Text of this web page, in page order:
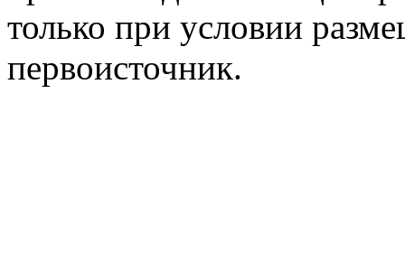
только при условии
первоисточник.